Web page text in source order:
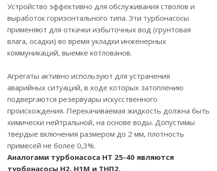
Устройство эффективно для обслуживания стволов и
выработок горизонтального типа. Эти турбонасосы
применяют для откачки избыточных вод (грунтовая
влага, осадки) во время укладки инженерных
коммуникаций, выемке котлованов.
Агрегаты активно используют для устранения
аварийных ситуаций, в ходе которых затоплению
подвергаются резервуары искусственного
происхождения. Перекачиваемая жидкость должна быть
химически нейтральной, на основе воды. Допустимы
твердые включения размером до 2 мм, плотность
примесей не более 0,3%.
Аналогами турбонасоса НТ 25-40 являются
турбонасосы Н2, Н1М и ТНП2.